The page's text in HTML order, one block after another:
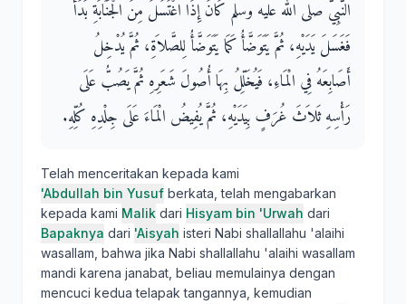
النَّبِيَّ صلى الله عليه وسلم كَانَ إِذَا اغْتَسَلَ مِنَ الْجَنَابَةِ بَدَأَ
فَغَسَلَ يَدَيْهِ، ثُمَّ يَتَوَضَّأُ كَمَا يَتَوَضَّأُ لِلصَّلاَةِ، ثُمَّ يُدْخِلُ
أَصَابِعَهُ فِي الْمَاءِ، فَيُخَلِّلُ بِهَا أُصُولَ شَعَرِهِ ثُمَّ يَصُبُّ عَلَى
رَأْسِهِ ثَلاَثَ غُرَفٍ بِيَدَيْهِ، ثُمَّ يُفِيضُ الْمَاءَ عَلَى جِلْدِهِ كُلِّهِ‏.‏
Telah menceritakan kepada kami
'Abdullah bin Yusuf berkata, telah mengabarkan
kepada kami Malik dari Hisyam bin 'Urwah dari
Bapaknya dari 'Aisyah isteri Nabi shallallahu 'alaihi
wasallam, bahwa jika Nabi shallallahu 'alaihi wasallam
mandi karena janabat, beliau memulainya dengan
mencuci kedua telapak tangannya, kemudian